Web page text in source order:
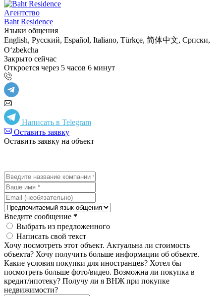
Агентство
Baht Residence
Языки общения
English, Русский, Español, Italiano, Türkçe, 简体中文, Српски,
Oʻzbekcha
Закрыто сейчас
Откроется через 5 часов 6 минут
Написать в Telegram
Оставить заявку
Оставить заявку на объект
Введите сообщение *
Выбрать из предложенного
Написать свой текст
Хочу посмотреть этот объект. Актуальна ли стоимость
объекта? Хочу получить больше информации об объекте.
Какие условия покупки для иностранцев? Хотел бы
посмотреть больше фото/видео. Возможна ли покупка в
кредит/ипотеку? Получу ли я ВНЖ при покупке
недвижимости?